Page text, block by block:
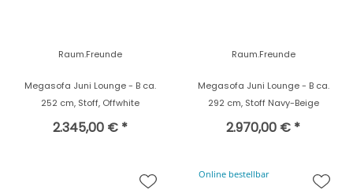
Raum.Freunde
Megasofa Juni Lounge - B ca.
252 cm, Stoff, Offwhite
2.345,00 € *
Raum.Freunde
Megasofa Juni Lounge - B ca.
292 cm, Stoff Navy-Beige
2.970,00 € *
Online bestellbar